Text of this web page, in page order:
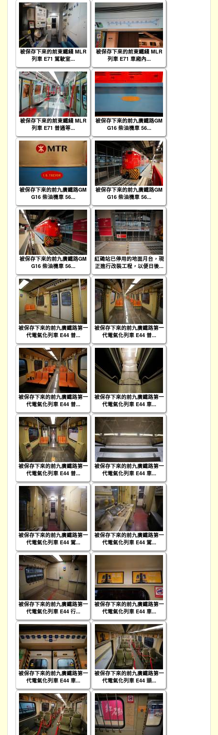
被保存下來的前東鐵綫 MLR
列車 E71 駕駛室...
被保存下來的前東鐵綫 MLR
列車 E71 車廂內...
被保存下來的前東鐵綫 MLR
列車 E71 普通等...
被保存下來的前九廣鐵路GM
G16 柴油機車 56...
被保存下來的前九廣鐵路GM
G16 柴油機車 56...
被保存下來的前九廣鐵路GM
G16 柴油機車 56...
被保存下來的前九廣鐵路GM
G16 柴油機車 56...
紅磡站已停用的地面月台，現
正進行改裝工程，以便日後...
被保存下來的前九廣鐵路第一
代電氣化列車 E44 普...
被保存下來的前九廣鐵路第一
代電氣化列車 E44 普...
被保存下來的前九廣鐵路第一
代電氣化列車 E44 普...
被保存下來的前九廣鐵路第一
代電氣化列車 E44 車...
被保存下來的前九廣鐵路第一
代電氣化列車 E44 普...
被保存下來的前九廣鐵路第一
代電氣化列車 E44 車...
被保存下來的前九廣鐵路第一
代電氣化列車 E44 駕...
被保存下來的前九廣鐵路第一
代電氣化列車 E44 駕...
被保存下來的前九廣鐵路第一
代電氣化列車 E44 行...
被保存下來的前九廣鐵路第一
代電氣化列車 E44 車...
被保存下來的前九廣鐵路第一
代電氣化列車 E44 車...
被保存下來的前九廣鐵路第一
代電氣化列車 E44 頭...